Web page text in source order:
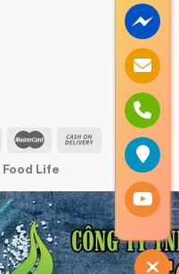
(1)
Food Life